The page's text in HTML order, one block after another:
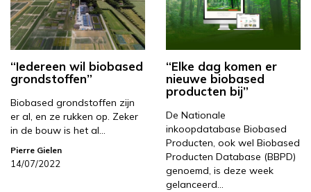
“Iedereen wil biobased
grondstoffen”
Biobased grondstoffen zijn
er al, en ze rukken op. Zeker
in de bouw is het al…
Pierre Gielen
14/07/2022
“Elke dag komen er
nieuwe biobased
producten bij”
De Nationale
inkoopdatabase Biobased
Producten, ook wel Biobased
Producten Database (BBPD)
genoemd, is deze week
gelanceerd…